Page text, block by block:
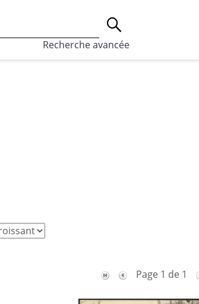
cookies, qui sont utilisés à des fins de
Recherche avancée
Page 1 de 1